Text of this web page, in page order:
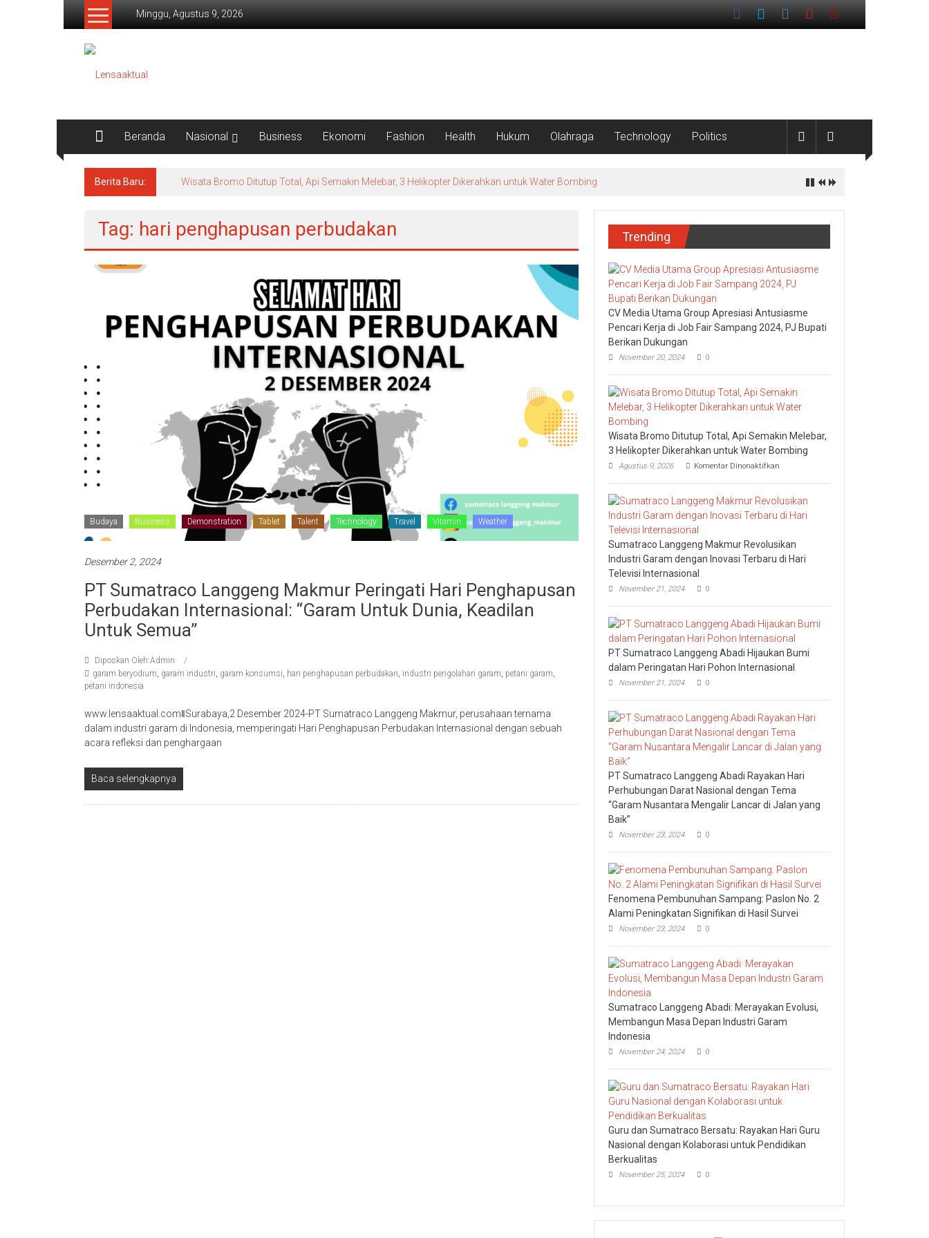
Lompat
Minggu, Agustus 9, 2026
Lensaaktual
Beranda Nasional Business Ekonomi Fashion Health Hukum Olahraga Technology Politics
Berita Baru: Wisata Bromo Ditutup Total, Api Semakin Melebar, 3 Helikopter Dikerahkan untuk Water Bombing
Tag: hari penghapusan perbudakan
Budaya Business Demonstration Tablet Talent Technology Travel Vitamin Weather
Desember 2, 2024
PT Sumatraco Langgeng Makmur Peringati Hari Penghapusan
Perbudakan Internasional: “Garam Untuk Dunia, Keadilan
Untuk Semua”
Diposkan Oleh:Admin
garam beryodium, garam industri, garam konsumsi, hari penghapusan perbudakan, industri pengolahan garam, petani garam,
petani indonesia
www.lensaaktual.comǁSurabaya,2 Desember 2024-PT Sumatraco Langgeng Makmur, perusahaan ternama
dalam industri garam di Indonesia, memperingati Hari Penghapusan Perbudakan Internasional dengan sebuah
acara refleksi dan penghargaan
Baca selengkapnya
Trending
CV Media Utama Group Apresiasi Antusiasme
Pencari Kerja di Job Fair Sampang 2024, PJ Bupati
Berikan Dukungan
November 20, 2024 0
Wisata Bromo Ditutup Total, Api Semakin Melebar,
3 Helikopter Dikerahkan untuk Water Bombing
Agustus 9, 2026 Komentar Dinonaktifkan
Bromo
Ditutup
Total,
Api
Melebar,
Helikopter
Bombing
Sumatraco Langgeng Makmur Revolusikan
Industri Garam dengan Inovasi Terbaru di Hari
Televisi Internasional
November 21, 2024 0
PT Sumatraco Langgeng Abadi Hijaukan Bumi
dalam Peringatan Hari Pohon Internasional
November 21, 2024 0
PT Sumatraco Langgeng Abadi Rayakan Hari
Perhubungan Darat Nasional dengan Tema
“Garam Nusantara Mengalir Lancar di Jalan yang
Baik”
November 23, 2024 0
Fenomena Pembunuhan Sampang: Paslon No. 2
Alami Peningkatan Signifikan di Hasil Survei
November 23, 2024 0
Sumatraco Langgeng Abadi: Merayakan Evolusi,
Membangun Masa Depan Industri Garam
Indonesia
November 24, 2024 0
Guru dan Sumatraco Bersatu: Rayakan Hari Guru
Nasional dengan Kolaborasi untuk Pendidikan
Berkualitas
November 25, 2024 0